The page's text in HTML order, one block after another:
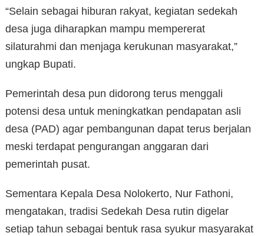
“Selain sebagai hiburan rakyat, kegiatan sedekah
desa juga diharapkan mampu mempererat
silaturahmi dan menjaga kerukunan masyarakat,”
ungkap Bupati.
Pemerintah desa pun didorong terus menggali
potensi desa untuk meningkatkan pendapatan asli
desa (PAD) agar pembangunan dapat terus berjalan
meski terdapat pengurangan anggaran dari
pemerintah pusat.
Sementara Kepala Desa Nolokerto, Nur Fathoni,
mengatakan, tradisi Sedekah Desa rutin digelar
setiap tahun sebagai bentuk rasa syukur masyarakat